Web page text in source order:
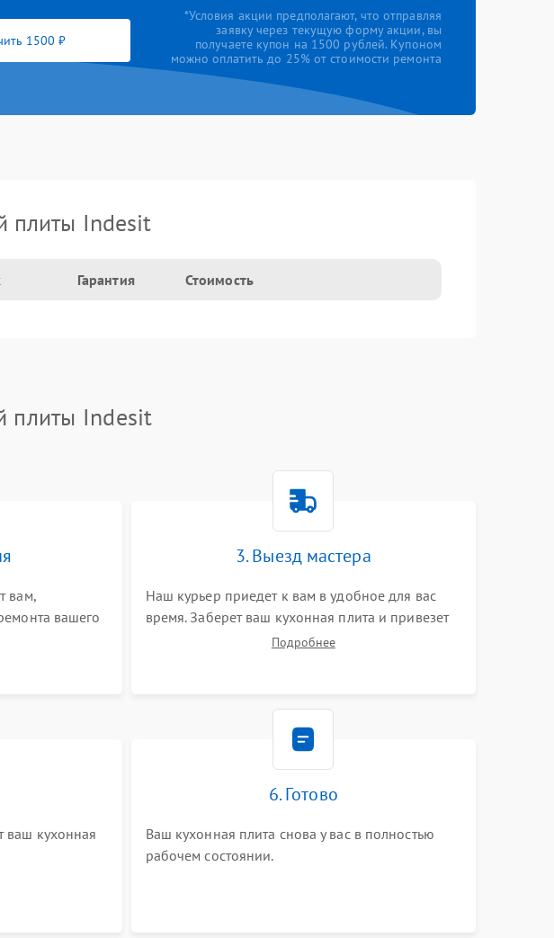
1500 ₽
*Условия акции предполагают, что отправляя
заявку через текущую форму акции, вы
получаете купон на 1500 рублей. Купоном
можно оплатить до 25% от стоимости ремонта
плиты Indesit
Гарантия Стоимость
плиты Indesit
вам,
вашего
все ваши
3. Выезд мастера
Наш курьер приедет к вам в удобное для вас
время. Заберет ваш кухонная плита и привезет
на склад для диагностики.
Подробнее
ваш кухонная
6. Готово
Ваш кухонная плита снова у вас в полностью
рабочем состоянии.